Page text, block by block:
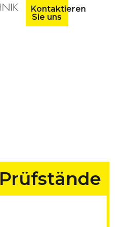
Kontaktieren
Sie uns
Prüfstände